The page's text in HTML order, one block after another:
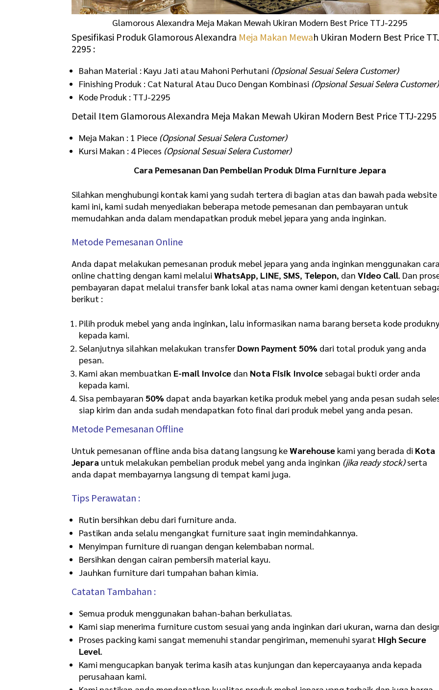
Glamorous Alexandra Meja Makan Mewah Ukiran Modern Best Price TTJ-2295
Spesifikasi Produk Glamorous Alexandra Meja Makan Mewah Ukiran Modern Best Price
2295 :
Bahan Material : Kayu Jati atau Mahoni Perhutani (Opsional Sesuai Selera Customer)
Finishing Produk : Cat Natural Atau Duco Dengan Kombinasi (Opsional Sesuai Selera Customer)
Kode Produk : TTJ-2295
Detail Item Glamorous Alexandra Meja Makan Mewah Ukiran Modern Best Price TTJ-2295
Meja Makan : 1 Piece (Opsional Sesuai Selera Customer)
Kursi Makan : 4 Pieces (Opsional Sesuai Selera Customer)
Cara Pemesanan Dan Pembelian Produk Dima Furniture Jepara
Silahkan menghubungi kontak kami yang sudah tertera di bagian atas dan bawah pada website
kami ini, kami sudah menyediakan beberapa metode pemesanan dan pembayaran untuk
memudahkan anda dalam mendapatkan produk mebel jepara yang anda inginkan.
Metode Pemesanan Online
Anda dapat melakukan pemesanan produk mebel jepara yang anda inginkan menggunakan
online chatting dengan kami melaluiWhatsApp, LINE,SMS, Telepon, danVideo Call. Dan
pembayaran dapat melalui transfer bank lokal atas nama owner kami dengan ketentuan
berikut :
Pilih produk mebel yang anda inginkan, lalu informasikan nama barang berseta kode
kepada kami.
Selanjutnya silahkan melakukan transfer Down Payment 50% dari total produk yang anda
pesan.
Kami akan membuatkan E-mail Invoice dan Nota Fisik Invoice sebagai bukti order anda
kepada kami.
Sisa pembayaran 50% dapat anda bayarkan ketika produk mebel yang anda pesan sudah
siap kirim dan anda sudah mendapatkan foto final dari produk mebel yang anda pesan.
Metode Pemesanan Offline
Untuk pemesanan offline anda bisa datang langsung keWarehouse kami yang berada di Kota
Jepara untuk melakukan pembelian produk mebel yang anda inginkan (jika ready stock)serta
anda dapat membayarnya langsung di tempat kami juga.
Tips Perawatan :
Rutin bersihkan debu dari furniture anda.
Pastikan anda selalu mengangkat furniture saat ingin memindahkannya.
Menyimpan furniture di ruangan dengan kelembaban normal.
Bersihkan dengan cairan pembersih material kayu.
Jauhkan furniture dari tumpahan bahan kimia.
Catatan Tambahan :
Semua produk menggunakan bahan-bahan berkuliatas.
Kami siap menerima furniture custom sesuai yang anda inginkan dari ukuran, warna dan
Proses packing kami sangat memenuhi standar pengiriman, memenuhi syarat High Secure
Level.
Kami mengucapkan banyak terima kasih atas kunjungan dan kepercayaanya anda kepada
perusahaan kami.